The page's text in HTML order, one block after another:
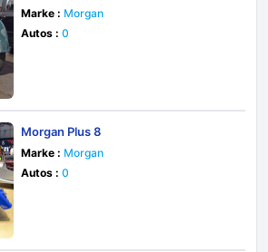
Marke : Morgan
Autos : 0
Morgan Plus 8
Marke : Morgan
Autos : 0